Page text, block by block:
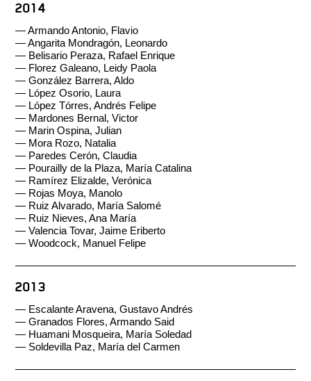
2014
— Armando Antonio, Flavio
— Angarita Mondragón, Leonardo
— Belisario Peraza, Rafael Enrique
— Florez Galeano, Leidy Paola
— González Barrera, Aldo
— López Osorio, Laura
— López Tórres, Andrés Felipe
— Mardones Bernal, Victor
— Marin Ospina, Julian
— Mora Rozo, Natalia
— Paredes Cerón, Claudia
— Pourailly de la Plaza, María Catalina
— Ramírez Elizalde, Verónica
— Rojas Moya, Manolo
— Ruiz Alvarado, María Salomé
— Ruiz Nieves, Ana María
— Valencia Tovar, Jaime Eriberto
— Woodcock, Manuel Felipe
2013
— Escalante Aravena, Gustavo Andrés
— Granados Flores, Armando Said
— Huamani Mosqueira, María Soledad
— Soldevilla Paz, María del Carmen